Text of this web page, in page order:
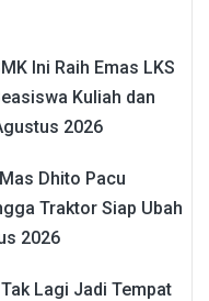
Ini Raih Emas LKS
Kuliah dan
2026
Dhito Pacu
Traktor Siap Ubah
2026
Lagi Jadi Tempat